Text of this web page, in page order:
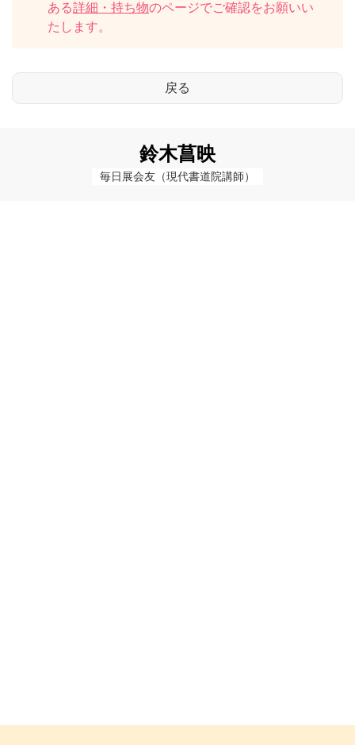
ある詳細・持ち物のページでご確認をお願いい
たします。
鈴木菖映
毎日展会友（現代書道院講師）